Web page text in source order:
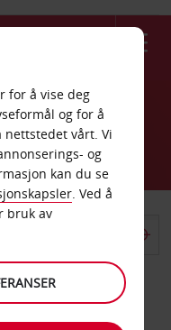
for å vise deg
og for å
vårt. Vi
og
kan du se
. Ved å
bruk av